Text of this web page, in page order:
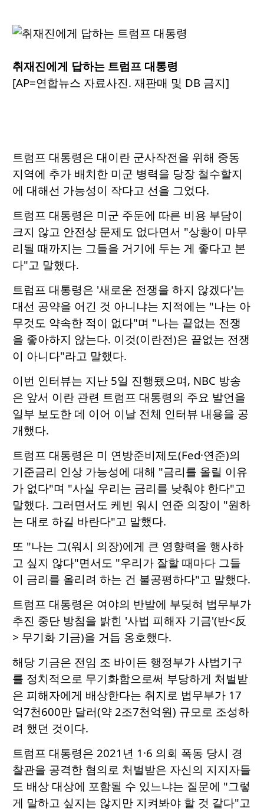
취재진에게 답하는 트럼프 대통령
[AP=연합뉴스 자료사진. 재판매 및 DB 금지]
트럼프 대통령은 대이란 군사작전을 위해 중동
지역에 추가 배치한 미군 병력을 당장 철수할지
에 대해선 가능성이 작다고 선을 그었다.
트럼프 대통령은 미군 주둔에 따른 비용 부담이
크지 않고 안전상 문제도 없다면서 "상황이 마무
리될 때까지는 그들을 거기에 두는 게 좋다고 본
다"고 말했다.
트럼프 대통령은 '새로운 전쟁을 하지 않겠다'는
대선 공약을 어긴 것 아니냐는 지적에는 "나는 아
무것도 약속한 적이 없다"며 "나는 끝없는 전쟁
을 좋아하지 않는다. 이것(이란전)은 끝없는 전쟁
이 아니다"라고 말했다.
이번 인터뷰는 지난 5일 진행됐으며, NBC 방송
은 앞서 이란 관련 트럼프 대통령의 주요 발언을
일부 보도한 데 이어 이날 전체 인터뷰 내용을 공
개했다.
트럼프 대통령은 미 연방준비제도(Fed·연준)의
기준금리 인상 가능성에 대해 "금리를 올릴 이유
가 없다"며 "사실 우리는 금리를 낮춰야 한다"고
말했다. 그러면서도 케빈 워시 연준 의장이 "원하
는 대로 하길 바란다"고 말했다.
또 "나는 그(워시 의장)에게 큰 영향력을 행사하
고 싶지 않다"면서도 "우리가 잘할 때마다 그들
이 금리를 올리려 하는 건 불공평하다"고 말했다.
트럼프 대통령은 여야의 반발에 부딪혀 법무부가
추진 중단 방침을 밝힌 '사법 피해자 기금'(반<反
> 무기화 기금)을 거듭 옹호했다.
해당 기금은 전임 조 바이든 행정부가 사법기구
를 정치적으로 무기화함으로써 부당하게 처벌받
은 피해자에게 배상한다는 취지로 법무부가 17
억7천600만 달러(약 2조7천억원) 규모로 조성하
려 했던 것이다.
트럼프 대통령은 2021년 1·6 의회 폭동 당시 경
찰관을 공격한 혐의로 처벌받은 자신의 지지자들
도 배상 대상에 포함될 수 있느냐는 질문에 "그렇
게 말하고 싶지는 않지만 지켜봐야 할 것 같다"고